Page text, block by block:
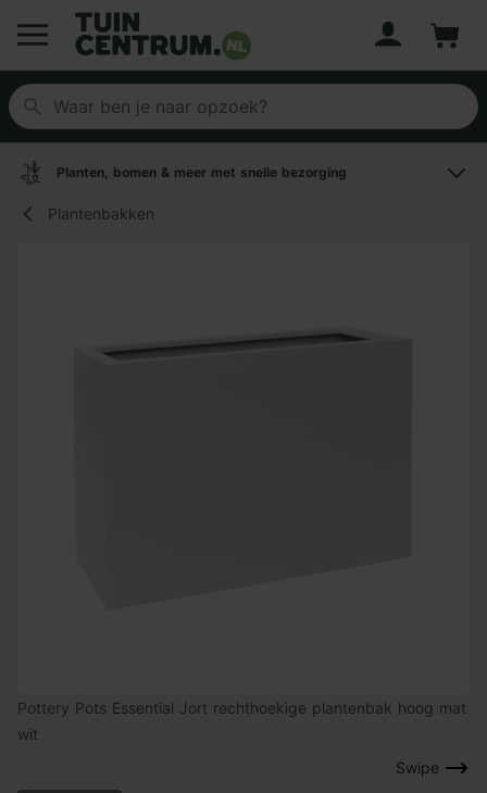
Logo Tuincentrum.nl
Planten, bomen & meer met snelle bezorging
Plantenbakken
Swipe
Pottery Pots Essential Jort rechthoekige plantenbak hoog mat
wit